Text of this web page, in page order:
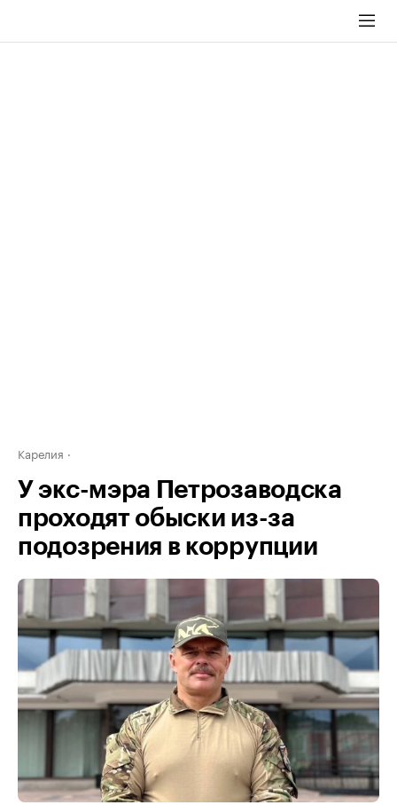
Карелия
У экс-мэра Петрозаводска
проходят обыски из-за
подозрения в коррупции